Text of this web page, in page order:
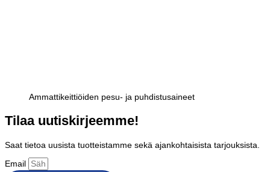
Ammattikeittiöiden pesu- ja puhdistusaineet
Tilaa uutiskirjeemme!
Saat tietoa uusista tuotteistamme sekä ajankohtaisista tarjouksista.
Email